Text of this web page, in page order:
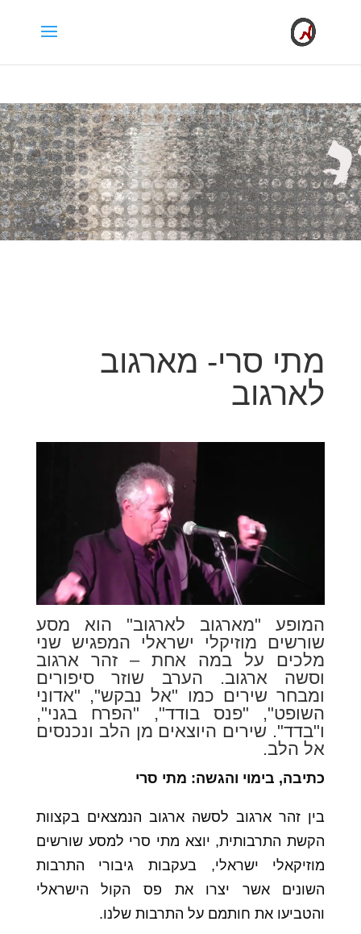
מתי סרי- מארגוב
לארגוב
המופע "מארגוב לארגוב" הוא מסע
שורשים מוזיקלי ישראלי המפגיש שני
מלכים על במה אחת – זהר ארגוב
וסשה ארגוב. הערב שוזר סיפורים
ומבחר שירים כמו "אל נבקש", "אדוני
השופט", "פנס בודד", "הפרח בגני",
ו"בדד". שירים היוצאים מן הלב ונכנסים
אל הלב.
כתיבה, בימוי והגשה: מתי סרי
בין זהר ארגוב לסשה ארגוב הנמצאים בקצוות
הקשת התרבותית, יוצא מתי סרי למסע שורשים
מוזיקאלי ישראלי, בעקבות גיבורי התרבות
השונים אשר יצרו את פס הקול הישראלי
והטביעו את חותמם על התרבות שלנו.